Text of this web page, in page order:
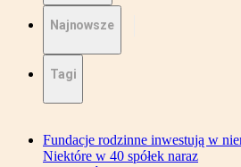
Najnowsze
Tagi
Fundacje rodzinne inwestują w
Niektóre w 40 spółek naraz